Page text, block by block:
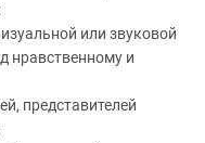
или звуковой
нравственному и
представителей